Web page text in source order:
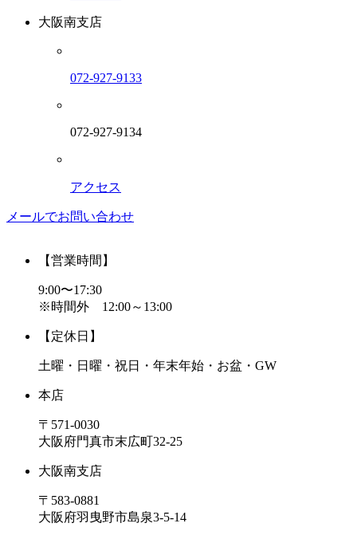
大阪南支店
072-927-9133
072-927-9134
アクセス
メールでお問い合わせ
【営業時間】
9:00〜17:30
※時間外 12:00～13:00
【定休日】
土曜・日曜・祝日・年末年始・お盆・GW
本店
〒571-0030
大阪府門真市末広町32-25
大阪南支店
〒583-0881
大阪府羽曳野市島泉3-5-14